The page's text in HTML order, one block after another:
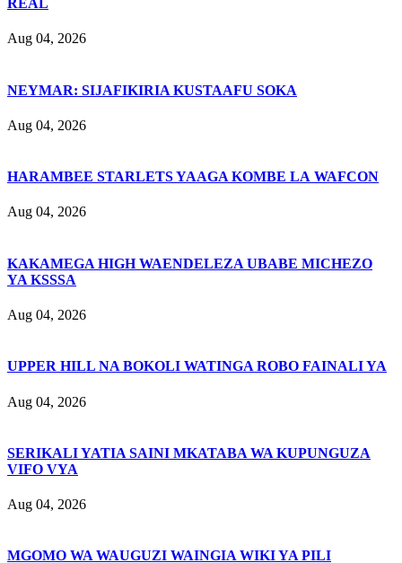
REAL
Aug 04, 2026
NEYMAR: SIJAFIKIRIA KUSTAAFU SOKA
Aug 04, 2026
HARAMBEE STARLETS YAAGA KOMBE LA WAFCON
Aug 04, 2026
KAKAMEGA HIGH WAENDELEZA UBABE MICHEZO
YA KSSSA
Aug 04, 2026
UPPER HILL NA BOKOLI WATINGA ROBO FAINALI YA
Aug 04, 2026
SERIKALI YATIA SAINI MKATABA WA KUPUNGUZA
VIFO VYA
Aug 04, 2026
MGOMO WA WAUGUZI WAINGIA WIKI YA PILI